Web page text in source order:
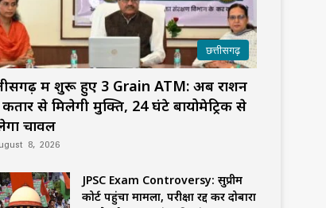
छत्तीसगढ़
में शुरू हुए 3 Grain ATM: अब राशन
से मिलेगी मुक्ति, 24 घंटे बायोमेट्रिक से
चावल
8, 2026
JPSC Exam Controversy: सुप्रीम
कोर्ट पहुंचा मामला, परीक्षा रद्द कर दोबारा